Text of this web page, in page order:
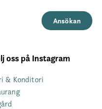
Ansökan
oss på Instagram
& Konditori